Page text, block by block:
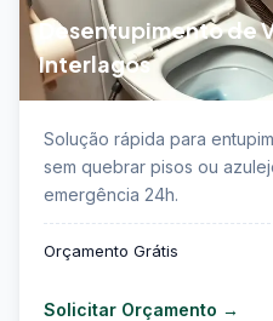
Desentupimento de
Interlagos
sanitário em Interlagos →
Solução rápida para
sem quebrar pisos ou
emergência 24h.
Orçamento Grátis
Solicitar Orçamento →